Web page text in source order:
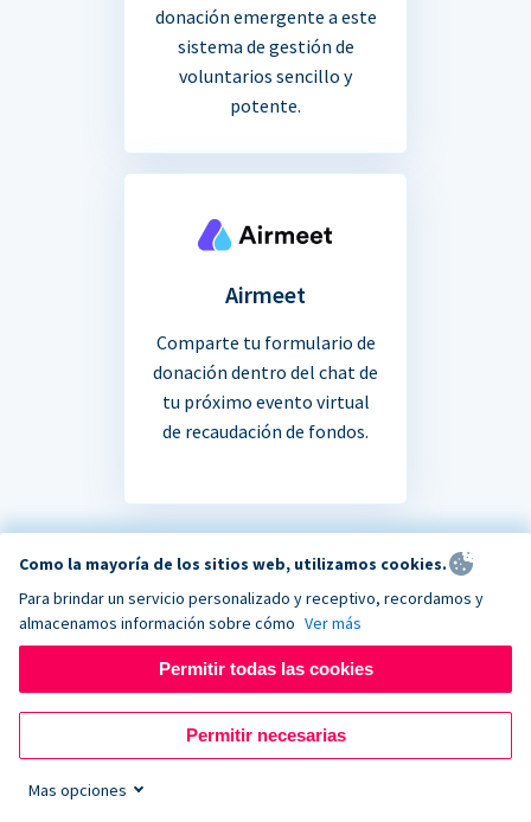
donación emergente a este
sistema de gestión de
voluntarios sencillo y
potente.
Airmeet
Comparte tu formulario de
donación dentro del chat de
tu próximo evento virtual
de recaudación de fondos.
¿No estás seguro si tu
aplicación favorita se
integra?
Como la mayoría de los sitios web, utilizamos cookies.
Para brindar un servicio personalizado y receptivo, recordamos y
almacenamos información sobre cómo Ver más
Permitir todas las cookies
Permitir necesarias
Mas opciones